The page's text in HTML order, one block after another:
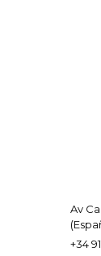
Av
+34